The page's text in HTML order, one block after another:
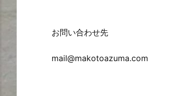
お問い合わせ先
mail@makotoazuma.com